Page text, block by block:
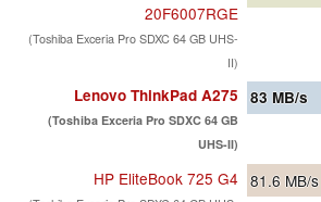
20F6007RGE
(Toshiba Exceria Pro SDXC 64 GB UHS-
II)
Lenovo ThinkPad A275
(Toshiba Exceria Pro SDXC 64 GB
UHS-II)
83 MB/s
HP EliteBook 725 G4 81.6 MB/s